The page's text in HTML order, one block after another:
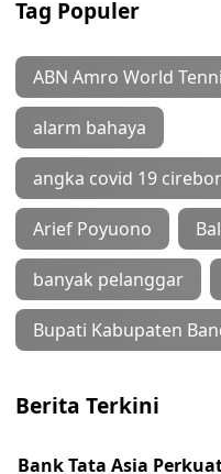
Tag Populer
ABN Amro World
alarm bahaya
angka covid 19
Arief Poyuono
banyak pelanggar
Bupati Kabupaten
Berita Terkini
Bank Tata Asia